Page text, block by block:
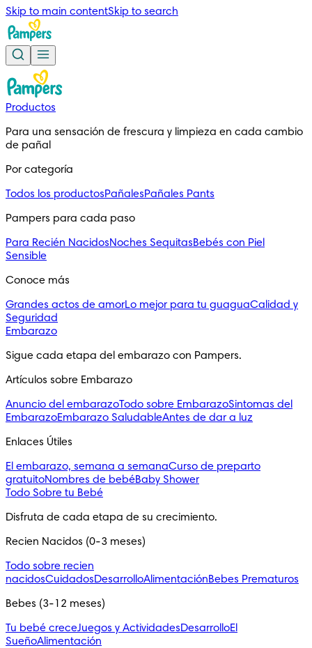
Skip to main contentSkip to search
Productos
Para una sensación de frescura y limpieza en cada cambio
de pañal
Por categoría
Todos los productosPañalesPañales Pants
Pampers para cada paso
Para Recién NacidosNoches SequitasBebés con Piel
Sensible
Conoce más
Grandes actos de amorLo mejor para tu guaguaCalidad y
Seguridad
Embarazo
Sigue cada etapa del embarazo con Pampers.
Artículos sobre Embarazo
Anuncio del embarazoTodo sobre EmbarazoSintomas del
EmbarazoEmbarazo SaludableAntes de dar a luz
Enlaces Útiles
El embarazo, semana a semanaCurso de preparto
gratuitoNombres de bebéBaby Shower
Todo Sobre tu Bebé
Disfruta de cada etapa de su crecimiento.
Recien Nacidos (0-3 meses)
Todo sobre recien
nacidosCuidadosDesarrolloAlimentaciónBebes Prematuros
Bebes (3-12 meses)
Tu bebé creceJuegos y ActividadesDesarrolloEl
SueñoAlimentación